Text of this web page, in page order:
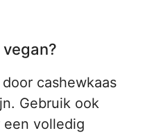
cashewkaas
Gebruik ook
een volledig